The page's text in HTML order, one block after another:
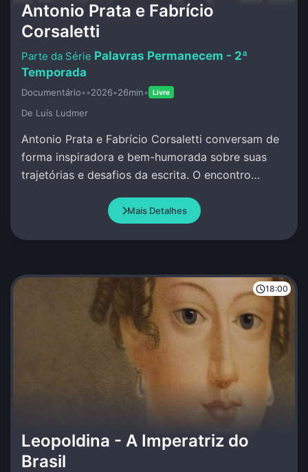
Antonio Prata e Fabrício
Corsaletti
Palavras Permanecem - 2ª
Temporada
Documentário••2026•26min• Livre
De Luí­s Ludmer
Antonio Prata e Fabrício Corsaletti conversam de
forma inspiradora e bem-humorada sobre suas
trajetórias e desafios da escrita. O encontro
Mais Detalhes
18:00
Leopoldina - A Imperatriz do
Brasil